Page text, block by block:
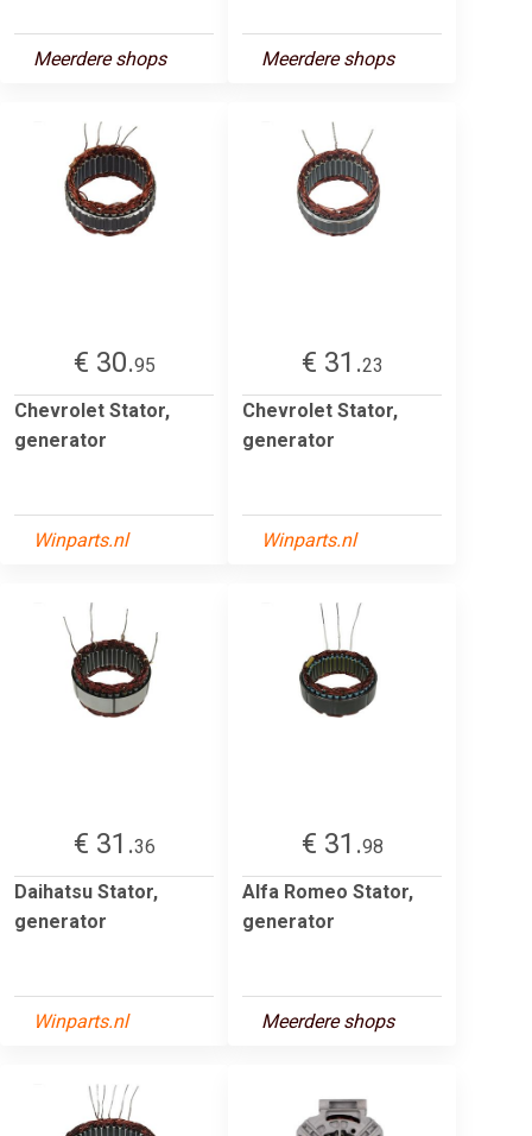
Meerdere shops Meerdere shops
€ 30.95
Chevrolet Stator,
generator
Winparts.nl
€ 31.23
Chevrolet Stator,
generator
Winparts.nl
€ 31.36
Daihatsu Stator,
generator
Winparts.nl
€ 31.98
Alfa Romeo Stator,
generator
Meerdere shops